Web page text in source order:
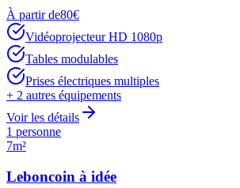
À partir de80€
Vidéoprojecteur HD 1080p
Tables modulables
Prises électriques multiples
+ 2 autres équipements
Voir les détails
1 personne
7m²
Leboncoin à idée